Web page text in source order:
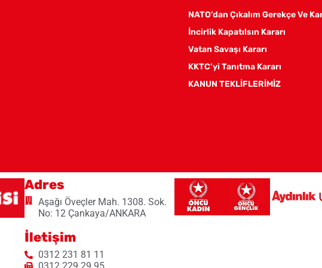
NATO’dan Çıkalım Gerekçe Ve
İncirlik Kapatılsın Kararı
Vatan Savaşı Kararı
KKTC’yi Tanıtma Kararı
KANUN TEKLİFLERİMİZ
Adres
Aşağı Öveçler Mah. 1308. Sok.
No: 12 Çankaya/ANKARA
İletişim
0312 231 81 11